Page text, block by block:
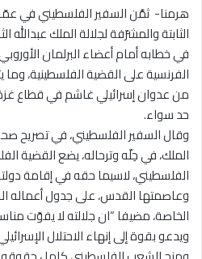
هرمنا- ثمَّن السفير الفلسطيني في
الثابتة والمشرّفة لجلالة الملك عبدالله
في خطابه أمام أعضاء البرلمان
الفرنسية على القضية الفلسطينية،
من عدوان إسرائيلي غاشم في قطاع
حد سواء.
وقال السفير الفلسطيني، في تصريح
الملك، في حِلّه وترحاله، يضع القضية
الفلسطيني، لاسيما حقه في إقامة
وعاصمتها القدس، على جدول أعماله
الخاصة، مضيفا “ان جلالته لا يفوّت
ويدعو بقوة إلى إنهاء الاحتلال